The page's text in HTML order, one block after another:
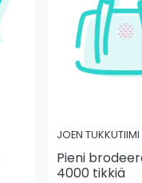
JOEN TUKKUTIIMI
Pieni
4000 tikkiä